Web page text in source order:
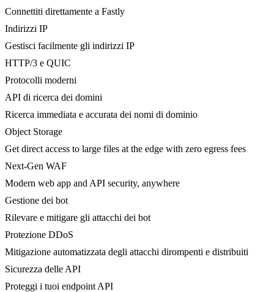
Connettiti direttamente a Fastly
Indirizzi IP
Gestisci facilmente gli indirizzi IP
HTTP/3 e QUIC
Protocolli moderni
API di ricerca dei domini
Ricerca immediata e accurata dei nomi di dominio
Object Storage
Get direct access to large files at the edge with zero egress fees
Next-Gen WAF
Modern web app and API security, anywhere
Gestione dei bot
Rilevare e mitigare gli attacchi dei bot
Protezione DDoS
Mitigazione automatizzata degli attacchi dirompenti e distribuiti
Sicurezza delle API
Proteggi i tuoi endpoint API